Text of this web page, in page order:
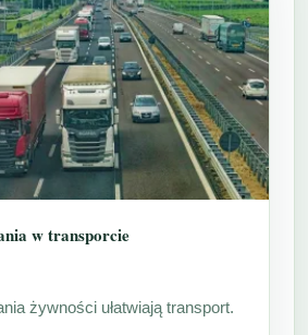
w transporcie
żywności ułatwiają transport.